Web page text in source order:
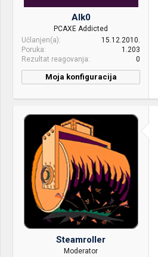
Alk0
PCAXE Addicted
Učlanjen(a)
15.12.2010.
Poruka
1.203
Rezultat reagovanja
0
Moja konfiguracija
Steamroller
Moderator